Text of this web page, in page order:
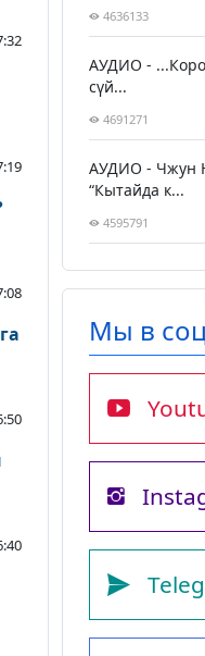
4636133
АУДИО -
сүй...
4691271
АУДИО - Чжун
“Кытайда к...
4595791
Мы в